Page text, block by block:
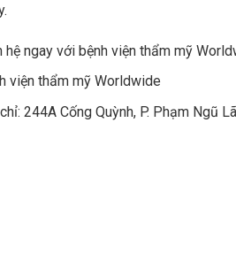
hệ ngay với bệnh viện thẩm mỹ
viện thẩm mỹ Worldwide
244A Cống Quỳnh, P. Phạm Ngũ